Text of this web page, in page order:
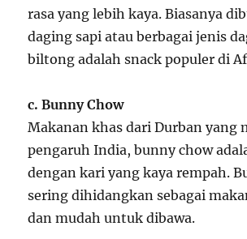
rasa yang lebih kaya. Biasanya
daging sapi atau berbagai jenis
biltong adalah snack populer di
c. Bunny Chow
Makanan khas dari Durban yang
pengaruh India, bunny chow
dengan kari yang kaya rempah.
sering dihidangkan sebagai
dan mudah untuk dibawa.